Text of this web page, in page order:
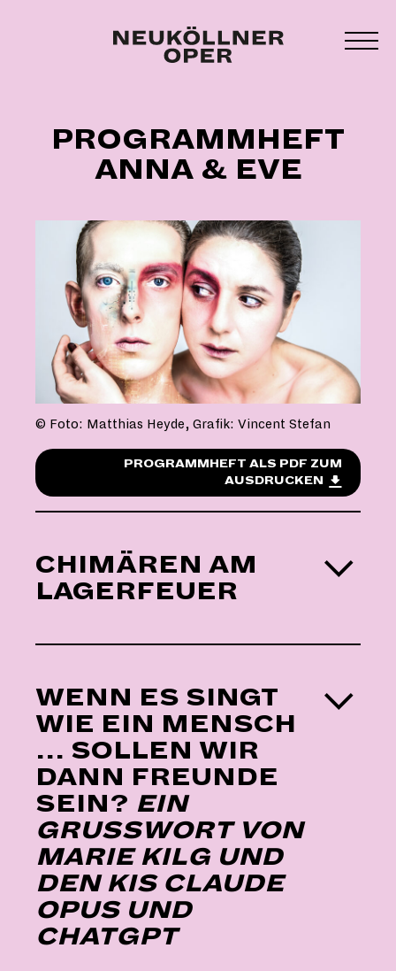
PROGRAMMHEFT
ANNA & EVE
© Foto: Matthias Heyde, Grafik: Vincent Stefan
PROGRAMMHEFT ALS PDF ZUM
AUSDRUCKEN
CHIMÄREN AM
LAGERFEUER
WENN ES SINGT
WIE EIN MENSCH
… SOLLEN WIR
DANN FREUNDE
SEIN? EIN
GRUSSWORT VON
MARIE KILG UND
DEN KIS CLAUDE
OPUS UND
CHATGPT